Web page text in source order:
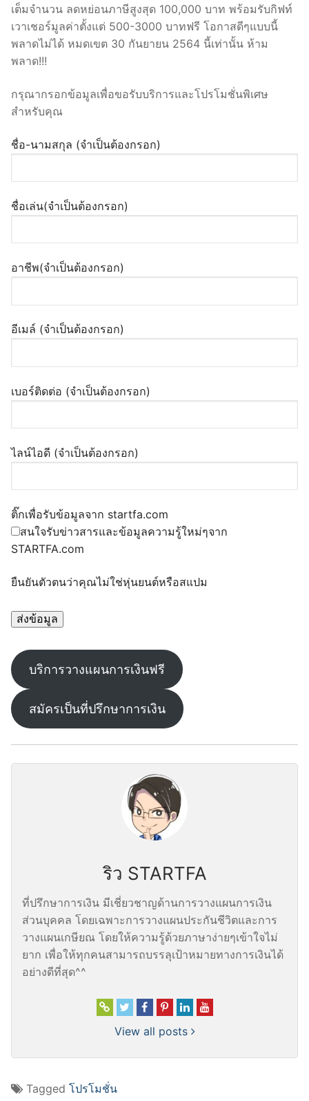
เต็มจำนวน ลดหย่อนภาษีสูงสุด 100,000 บาท พร้อมรับกิฟท์
เวาเชอร์มูลค่าตั้งแต่ 500-3000 บาทฟรี โอกาสดีๆแบบนี้
พลาดไม่ได้ หมดเขต 30 กันยายน 2564 นี้เท่านั้น ห้าม
พลาด!!!
กรุณากรอกข้อมูลเพื่อขอรับบริการและโปรโมชั่นพิเศษ
สำหรับคุณ
ชื่อ-นามสกุล (จำเป็นต้องกรอก)
ชื่อเล่น(จำเป็นต้องกรอก)
อาชีพ(จำเป็นต้องกรอก)
อีเมล์ (จำเป็นต้องกรอก)
เบอร์ติดต่อ (จำเป็นต้องกรอก)
ไลน์ไอดี (จำเป็นต้องกรอก)
ติ๊กเพื่อรับข้อมูลจาก startfa.com
สนใจรับข่าวสารและข้อมูลความรู้ใหม่ๆจาก
STARTFA.com
ยืนยันตัวตนว่าคุณไม่ใช่หุ่นยนต์หรือสแปม
บริการวางแผนการเงินฟรี
สมัครเป็นที่ปรึกษาการเงิน
ริว STARTFA
ที่ปรึกษาการเงิน มีเชี่ยวชาญด้านการวางแผนการเงิน
ส่วนบุคคล โดยเฉพาะการวางแผนประกันชีวิตและการ
วางแผนเกษียณ โดยให้ความรู้ด้วยภาษาง่ายๆเข้าใจไม่
ยาก เพื่อให้ทุกคนสามารถบรรลุเป้าหมายทางการเงินได้
อย่างดีที่สุด^^
View all posts
Tagged โปรโมชั่น